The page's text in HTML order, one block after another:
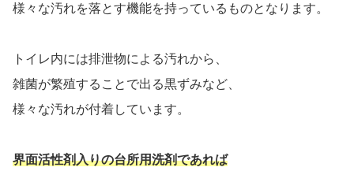
様々な汚れを落とす機能を持っているものとなります。
トイレ内には排泄物による汚れから、
雑菌が繁殖することで出る黒ずみなど、
様々な汚れが付着しています。
界面活性剤入りの台所用洗剤であれば